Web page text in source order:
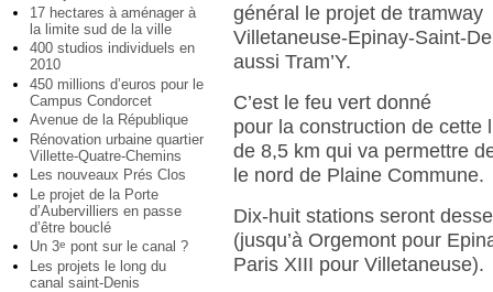
17 hectares à aménager à
la limite sud de la ville
400 studios individuels en
2010
450 millions d’euros pour le
Campus Condorcet
Avenue de la République
Rénovation urbaine quartier
Villette-Quatre-Chemins
Les nouveaux Prés Clos
Le projet de la Porte
d’Aubervilliers en passe
d’être bouclé
Un 3e pont sur le canal ?
Les projets le long du
canal saint-Denis
général le projet de tramway
Villetaneuse-Epinay-Saint-
aussi Tram’Y.
C’est le feu vert donné
pour la construction de cette
de 8,5 km qui va permettre
le nord de Plaine Commune.
Dix-huit stations seront
(jusqu’à Orgemont pour
Paris XIII pour Villetaneuse).